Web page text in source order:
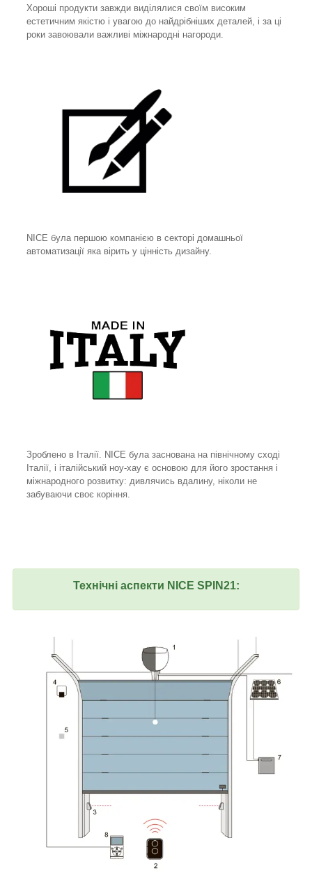
Хороші продукти завжди виділялися своїм високим
естетичним якістю і увагою до найдрібніших деталей, і за ці
роки завоювали важливі міжнародні нагороди.
NICE була першою компанією в секторі домашньої
автоматизації яка вірить у цінність дизайну.
Зроблено в Італії. NICE була заснована на північному сході
Італії, і італійський ноу-хау є основою для його зростання і
міжнародного розвитку: дивлячись вдалину, ніколи не
забуваючи своє коріння.
Технічні аспекти NICE SPIN21: